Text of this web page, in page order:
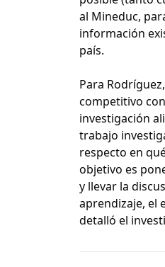
al Mineduc,
información
país.
Para
competitivo
investigación
trabajo
respecto en
objetivo es
y llevar la
aprendizaje, el
detalló el